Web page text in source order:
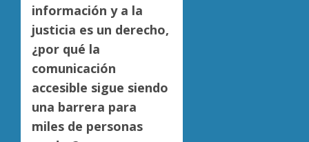
información y a la
justicia es un derecho,
¿por qué la
comunicación
accesible sigue siendo
una barrera para
miles de personas